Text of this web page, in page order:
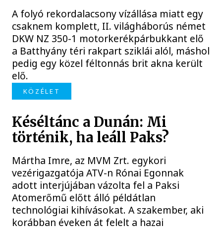
A folyó rekordalacsony vízállása miatt egy
csaknem komplett, II. világháborús német
DKW NZ 350-1 motorkerékpárbukkant elő
a Batthyány téri rakpart sziklái alól, máshol
pedig egy közel féltonnás brit akna került
elő.
KÖZÉLET
Késéltánc a Dunán: Mi
történik, ha leáll Paks?
Mártha Imre, az MVM Zrt. egykori
vezérigazgatója ATV-n Rónai Egonnak
adott interjújában vázolta fel a Paksi
Atomerőmű előtt álló példátlan
technológiai kihívásokat. A szakember, aki
korábban éveken át felelt a hazai